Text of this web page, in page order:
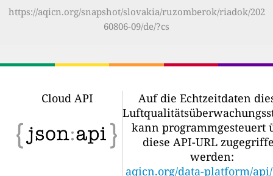
https://aqicn.org/snapshot/slovakia/ruzomberok/riadok/202
60806-09/de/?cs
Cloud API
Auf die Echtzeitdaten
kann programmgesteuert
diese API-URL
werden:
aqicn.org/data-platform/